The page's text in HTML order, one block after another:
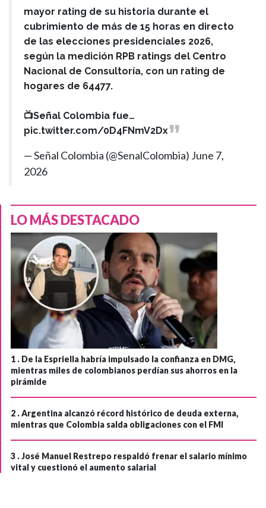
mayor rating de su historia durante el
cubrimiento de más de 15 horas en directo
de las elecciones presidenciales 2026,
según la medición RPB ratings del Centro
Nacional de Consultoría, con un rating de
hogares de 64477.
📺Señal Colombia fue…
pic.twitter.com/0D4FNmV2Dx
— Señal Colombia (@SenalColombia) June 7,
2026
LO MÁS DESTACADO
1 . De la Espriella habría impulsado la confianza en DMG,
mientras miles de colombianos perdían sus ahorros en la
pirámide
2 .Argentina alcanzó récord histórico de deuda externa,
mientras que Colombia salda obligaciones con el FMI
3 .José Manuel Restrepo respaldó frenar el salario mínimo
vital y cuestionó el aumento salarial